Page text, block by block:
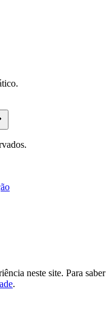
neste site. Para saber
.